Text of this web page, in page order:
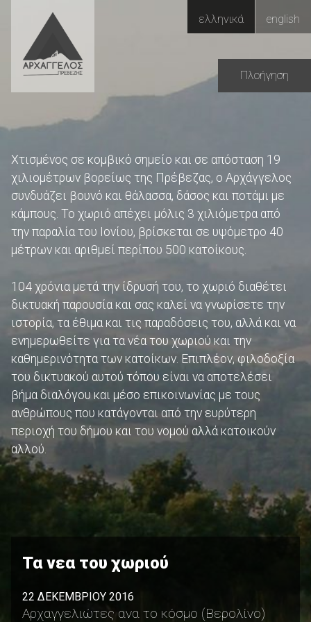
content
ελληνικά english
Πλοήγηση
Χτισμένος σε κομβικό σημείο και σε απόσταση 19
χιλιομέτρων βορείως της Πρέβεζας, ο Αρχάγγελος
συνδυάζει βουνό και θάλασσα, δάσος και ποτάμι με
κάμπους. Το χωριό απέχει μόλις 3 χιλιόμετρα από
την παραλία του Ιονίου, βρίσκεται σε υψόμετρο 40
μέτρων και αριθμεί περίπου 500 κατοίκους.
104 χρόνια μετά την ίδρυσή του, το χωριό διαθέτει
δικτυακή παρουσία και σας καλεί να γνωρίσετε την
ιστορία, τα έθιμα και τις παραδόσεις του, αλλά και να
ενημερωθείτε για τα νέα του χωριού και την
καθημερινότητα των κατοίκων. Επιπλέον, φιλοδοξία
του δικτυακού αυτού τόπου είναι να αποτελέσει
βήμα διαλόγου και μέσο επικοινωνίας με τους
ανθρώπους που κατάγονται από την ευρύτερη
περιοχή του δήμου και του νομού αλλά κατοικούν
αλλού.
Τα νεα του χωριού
22 ΔΕΚΕΜΒΡΙΟΥ 2016
Αρχαγγελιώτες ανα το κόσμο (Βερολίνο)